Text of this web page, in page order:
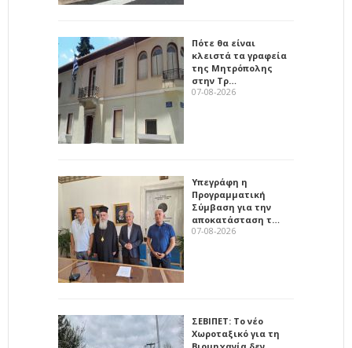
Πότε θα είναι
κλειστά τα γραφεία
της Μητρόπολης
στην Τρ…
07-08-2026
Υπεγράφη η
Προγραμματική
Σύμβαση για την
αποκατάσταση τ…
07-08-2026
ΣΕΒΙΠΕΤ: Το νέο
Χωροταξικό για τη